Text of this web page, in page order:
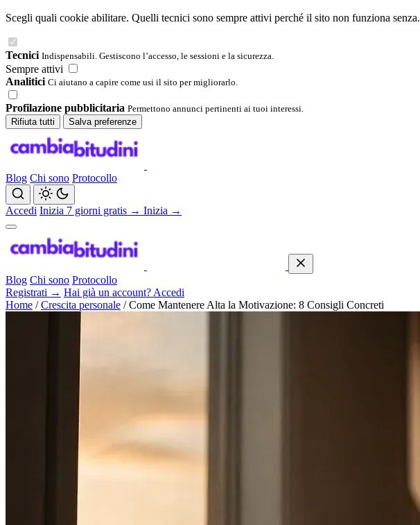
Scegli quali cookie abilitare. Quelli tecnici sono sempre attivi perché il sito non funziona senza.
Tecnici Indispensabili. Gestiscono l’accesso, le sessioni e la sicurezza.
Sempre attivi
Analitici Ci aiutano a capire come usi il sito per migliorarlo.
Profilazione pubblicitaria Permettono annunci pertinenti ai tuoi interessi.
Rifiuta tutti
Salva preferenze
Blog Chi sono Protocollo
Accedi Inizia 7 giorni gratis → Inizia →
Blog Chi sono Protocollo
Registrati → Hai già un account? Accedi
Home / Crescita personale / Come Mantenere Alta la Motivazione: 8 Consigli Concreti